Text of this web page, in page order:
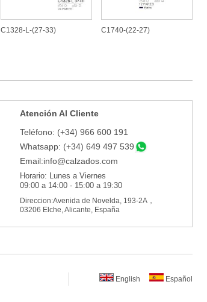
C1328-L-(27-33) C1740-(22-27)
Atención Al Cliente
Teléfono: (+34) 966 600 191
Whatsapp: (+34) 649 497 539
Email:info@calzados.com
Horario: Lunes a Viernes
09:00 a 14:00 - 15:00 a 19:30
Direccion:Avenida de Novelda, 193-2A，
03206 Elche, Alicante, España
English Español